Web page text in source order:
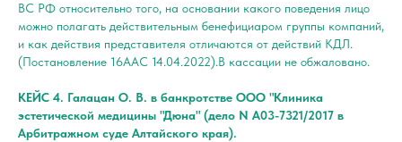
ВС РФ относительно того, на основании какого поведения лицо
можно полагать действительным бенефициаром группы компаний,
и как действия представителя отличаются от действий КДЛ.
(Постановление 16ААС 14.04.2022).В кассации не обжаловано.
КЕЙС 4. Галацан О. В. в банкротстве ООО "Клиника
эстетической медицины "Дюна" (дело N А03-7321/2017 в
Арбитражном суде Алтайского края).